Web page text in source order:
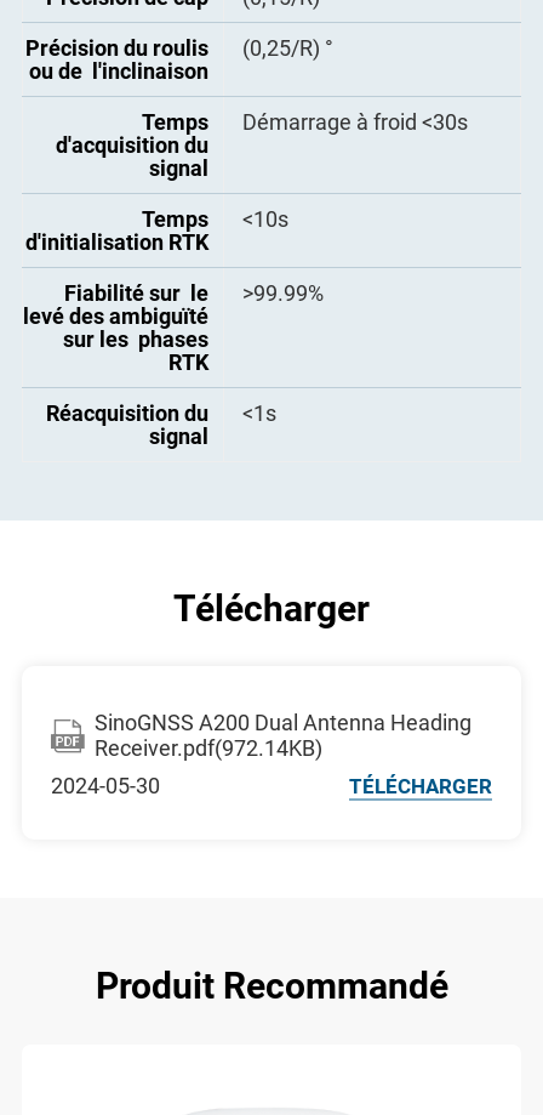
Précision du roulis
ou de l'inclinaison
(0,25/R) °
Temps
d'acquisition du
signal
Démarrage à froid <30s
Temps
d'initialisation RTK
<10s
Fiabilité sur le
levé des ambiguïté
sur les phases
RTK
>99.99%
Réacquisition du
signal
<1s
Prise en charge
Mise sous tension
Consommation
électrique
2,6W (valeur typique)
Interfaces de
communication
1 port série et 1 port USB
(connecteur Lemo à 7
données
ZDA, VTG, GST, GLL ; PTNL,
PJK ; PTNL, AVR ; PTNL, GGK
- Binaire ComNav
0x01-01, 0x01-02, 0x01-05,
0x7d-00, 0x7e-00, 0x7f-05
Télécharger
SinoGNSS A200 Dual Antenna Heading
Receiver.pdf(972.14KB)
2024-05-30
TÉLÉCHARGER
Produit Recommandé